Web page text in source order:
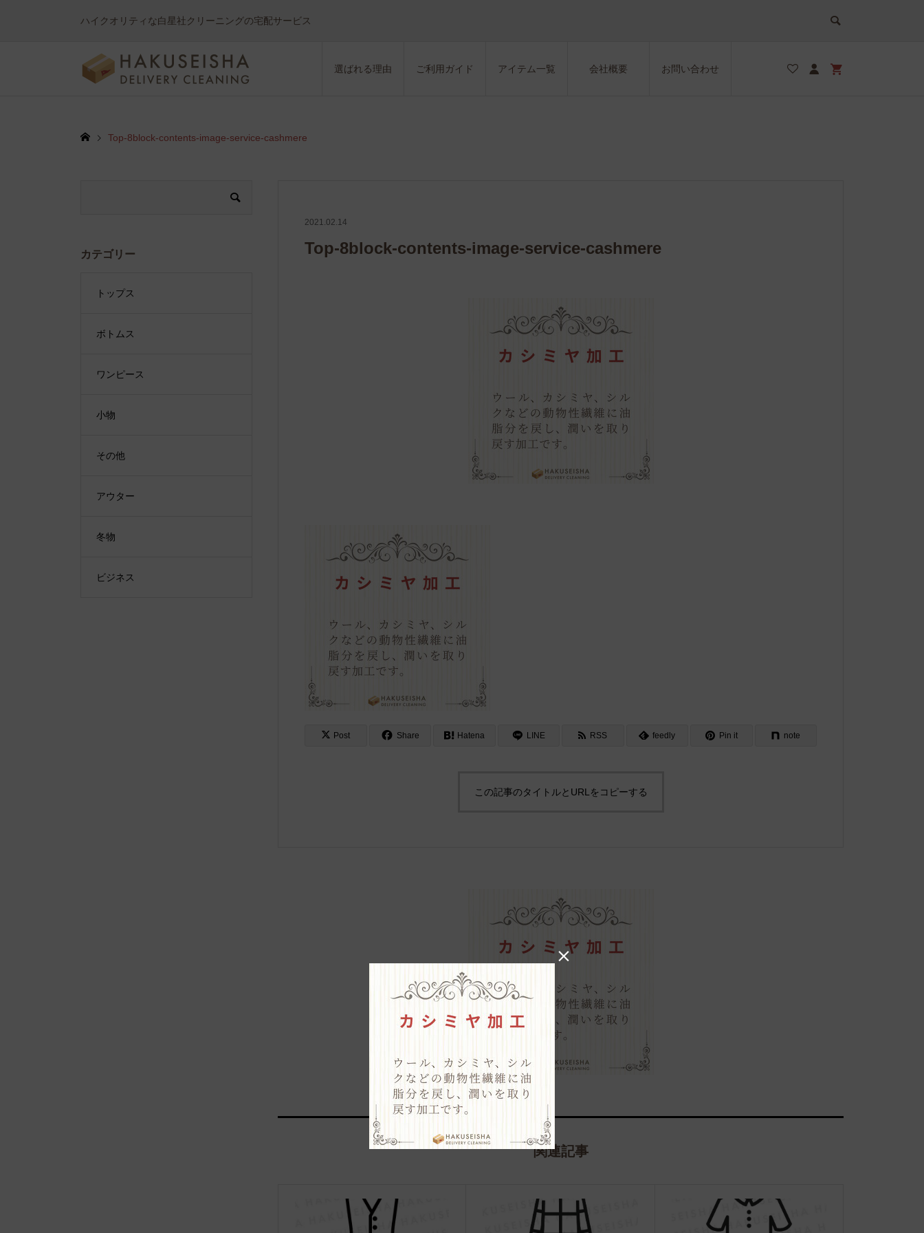
ハイクオリティな白星社クリーニングの宅配サービス
選ばれる理由 ご利用ガイド アイテム一覧 会社概要 お問い合わせ
Top-8block-contents-image-service-cashmere
2021.02.14
Top-8block-contents-image-service-cashmere
Post Share Hatena LINE RSS feedly Pin it note
この記事のタイトルとURLをコピーする
関連記事
カテゴリー
トップス
ボトムス
ワンピース
小物
その他
アウター
冬物
ビジネス
